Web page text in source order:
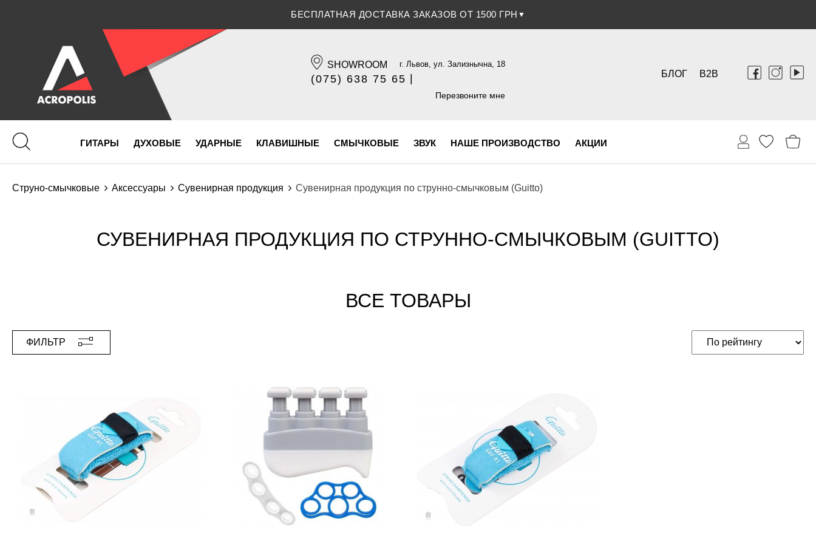
БЕСПЛАТНАЯ ДОСТАВКА ЗАКАЗОВ ОТ 1500 ГРН ▼
SHOWROOM г. Львов, ул. Зализнычна, 18
(075) 638 75 65
(096) 609 84 32
Перезвоните мне
B2B
БЛОГ
ГИТАРЫ ДУХОВЫЕ УДАРНЫЕ КЛАВИШНЫЕ СМЫЧКОВЫЕ ЗВУК НАШЕ ПРОИЗВОДСТВО АКЦИИ
Струно-смычковые Аксессуары Сувенирная продукция Сувенирная продукция по струнно-смычковым (Guitto)
СУВЕНИРНАЯ ПРОДУКЦИЯ ПО СТРУННО-СМЫЧКОВЫМ (GUITTO)
ВСЕ ТОВАРЫ
ФИЛЬТР